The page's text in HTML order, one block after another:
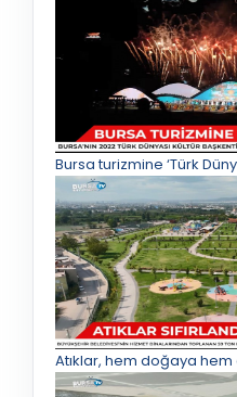
Bursa turizmine ‘Türk
Atıklar, hem doğaya